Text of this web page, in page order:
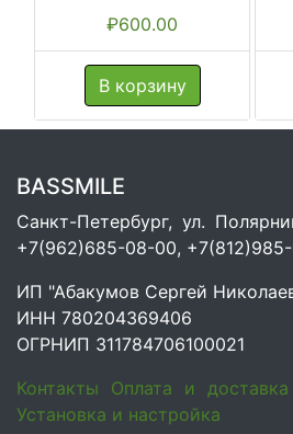
₽600.00
В корзину
BASSMILE
Санкт-Петербург, ул.
+7(962)685-08-00,
ИП "Абакумов Сергей
ИНН 780204369406
ОГРНИП 311784706100021
Контакты
Оплата и доставка
Установка и настройка